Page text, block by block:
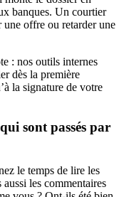
banques. Un courtier
offre ou retarder une
: nos outils internes
dès la première
la signature de votre
sont passés par
le temps de lire les
les commentaires